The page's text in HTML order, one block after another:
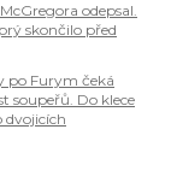
odepsal.
skončilo před
po Furym čeká
soupeřů. Do klece
dvojicích